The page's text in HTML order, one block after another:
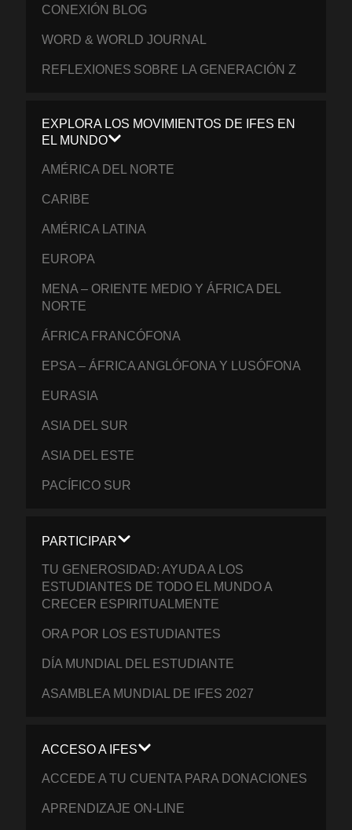
CONEXIÓN BLOG
WORD & WORLD JOURNAL
REFLEXIONES SOBRE LA GENERACIÓN Z
EXPLORA LOS MOVIMIENTOS DE IFES EN
EL MUNDO
AMÉRICA DEL NORTE
CARIBE
AMÉRICA LATINA
EUROPA
MENA – ORIENTE MEDIO Y ÁFRICA DEL
NORTE
ÁFRICA FRANCÓFONA
EPSA – ÁFRICA ANGLÓFONA Y LUSÓFONA
EURASIA
ASIA DEL SUR
ASIA DEL ESTE
PACÍFICO SUR
PARTICIPAR
TU GENEROSIDAD: AYUDA A LOS
ESTUDIANTES DE TODO EL MUNDO A
CRECER ESPIRITUALMENTE
ORA POR LOS ESTUDIANTES
DÍA MUNDIAL DEL ESTUDIANTE
ASAMBLEA MUNDIAL DE IFES 2027
ACCESO A IFES
ACCEDE A TU CUENTA PARA DONACIONES
APRENDIZAJE ON-LINE